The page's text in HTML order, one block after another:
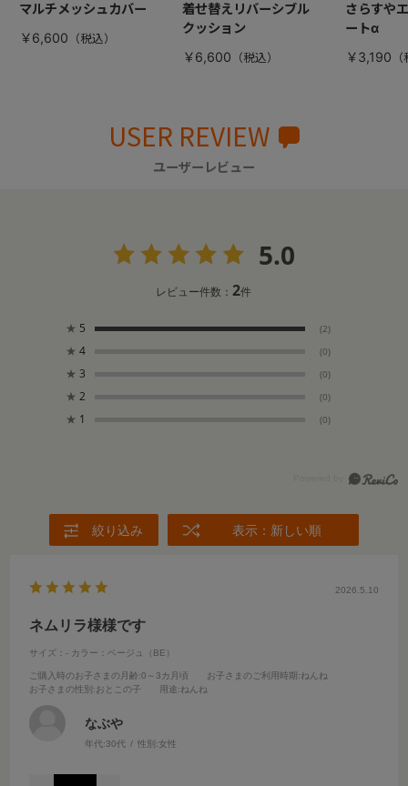
マルチメッシュカバー
￥6,600
着せ替えリバーシブル
クッション
￥6,600
さらすや
ートα
￥3,190
USER REVIEW
ユーザーレビュー
5.0
レビュー件数：2件
★ 5 (2)
★ 4 (0)
★ 3 (0)
★ 2 (0)
★ 1 (0)
絞り込み 表示：新しい順
2026.5.10
ネムリラ様様です
サイズ：- カラー：ベージュ（BE）
ご購入時のお子さまの月齢:0～3カ月頃 お子さまのご利用時期 :ねんね
お子さまの性別 :おとこの子 用途:ねんね
なぶや
年代:30代 性別:女性